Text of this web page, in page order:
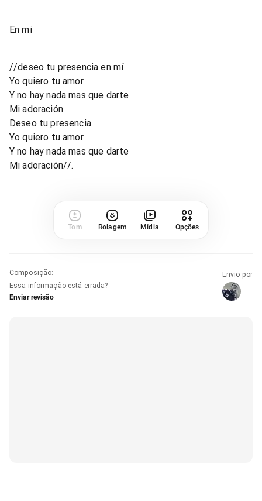
En mi
//deseo tu presencia en mí
Yo quiero tu amor
Y no hay nada mas que darte
Mi adoración
Deseo tu presencia
Yo quiero tu amor
Y no hay nada mas que darte
Mi adoración//.
Tom Rolagem Mídia Opções
Composição:
Essa informação está errada?
Enviar revisão
Envio por